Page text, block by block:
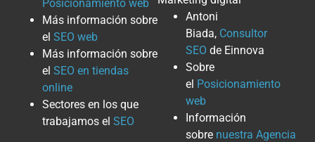
Posicionamiento web
Más información sobre
el SEO web
Más información sobre
el SEO en tiendas
online
Sectores en los que
trabajamos el SEO
Antoni
Biada, Consultor
SEO de Einnova
Sobre
el Posicionamiento
web
Información
sobre nuestra Agencia